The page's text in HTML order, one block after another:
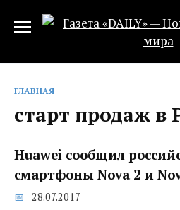
ГЛАВНАЯ
старт продаж в
Huawei сообщил
смартфоны Nova 2 и
28.07.2017